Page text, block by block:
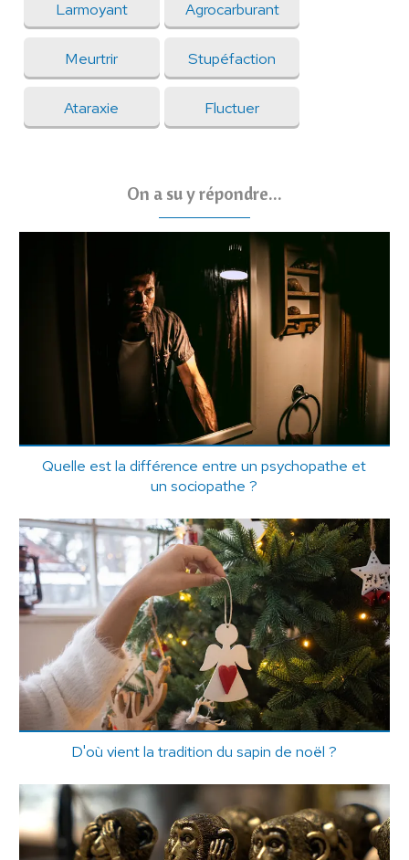
Larmoyant Agrocarburant
Meurtrir Stupéfaction
Ataraxie Fluctuer
On a su y répondre...
Quelle est la différence entre un psychopathe et
un sociopathe ?
D'où vient la tradition du sapin de noël ?